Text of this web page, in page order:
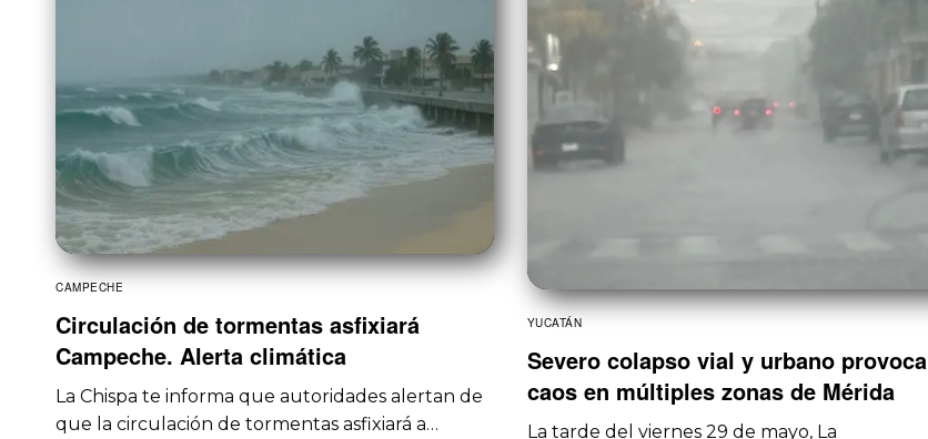
CAMPECHE
Circulación de tormentas asfixiará
Campeche. Alerta climática
La Chispa te informa que autoridades alertan de
que la circulación de tormentas asfixiará a…
YUCATÁN
Severo colapso vial y urbano provoca
caos en múltiples zonas de Mérida
La tarde del viernes 29 de mayo, La